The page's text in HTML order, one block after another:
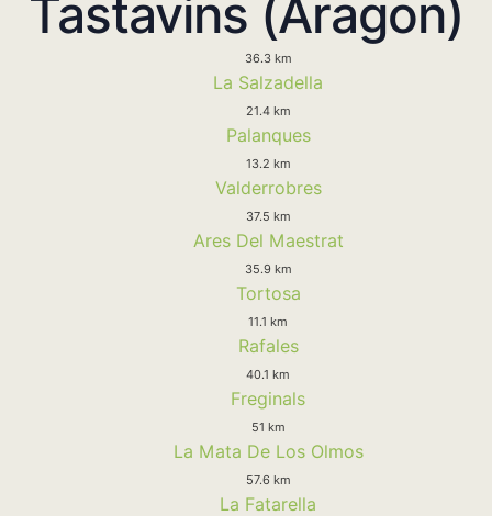
Tastavins (Aragon)
36.3 km
La Salzadella
21.4 km
Palanques
13.2 km
Valderrobres
37.5 km
Ares Del Maestrat
35.9 km
Tortosa
11.1 km
Rafales
40.1 km
Freginals
51 km
La Mata De Los Olmos
57.6 km
La Fatarella